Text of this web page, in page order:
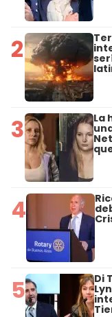
2
3 La
4
5 Di